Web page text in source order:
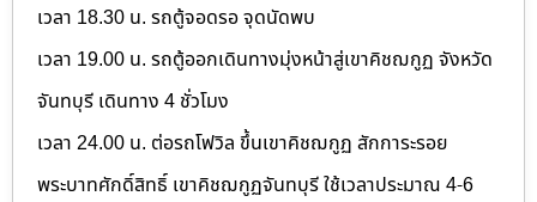
เวลา 18.30 น. รถตู้จอดรอ จุดนัดพบ
เวลา 19.00 น. รถตู้ออกเดินทางมุ่งหน้าสู่เขาคิชฌกูฏ จังหวัด
จันทบุรี เดินทาง 4 ชั่วโมง
เวลา 24.00 น. ต่อรถโฟวิล ขึ้นเขาคิชฌกูฏ สักการะรอย
พระบาทศักดิ์สิทธิ์ เขาคิชฌกูฏจันทบุรี ใช้เวลาประมาณ 4-6